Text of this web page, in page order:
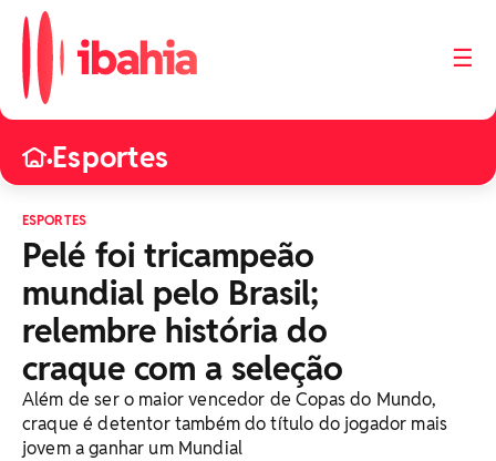
☰
•Esportes
ESPORTES
Pelé foi tricampeão
mundial pelo Brasil;
relembre história do
craque com a seleção
Além de ser o maior vencedor de Copas do Mundo,
craque é detentor também do título do jogador mais
jovem a ganhar um Mundial